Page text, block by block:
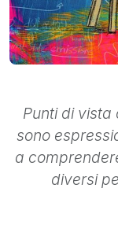
Punti di
sono
a
diversi